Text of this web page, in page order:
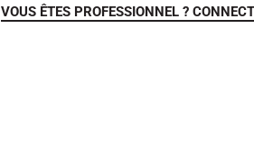
VOUS ÊTES PROFESSIONNEL ?